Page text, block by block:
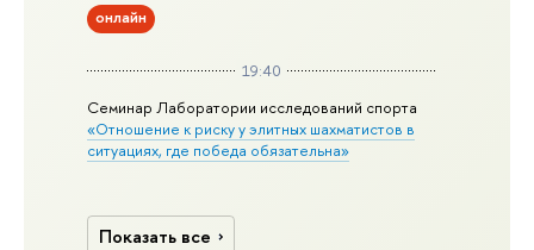
онлайн
19:40
Семинар Лаборатории исследований спорта
«Отношение к риску у элитных шахматистов в
ситуациях, где победа обязательна»
Показать все